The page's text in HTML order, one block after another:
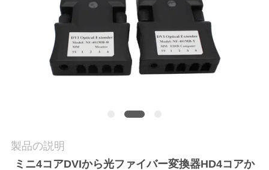
達
に
製品の説明
ミニ4コアDVIから光ファイバー変換器HD4コアか